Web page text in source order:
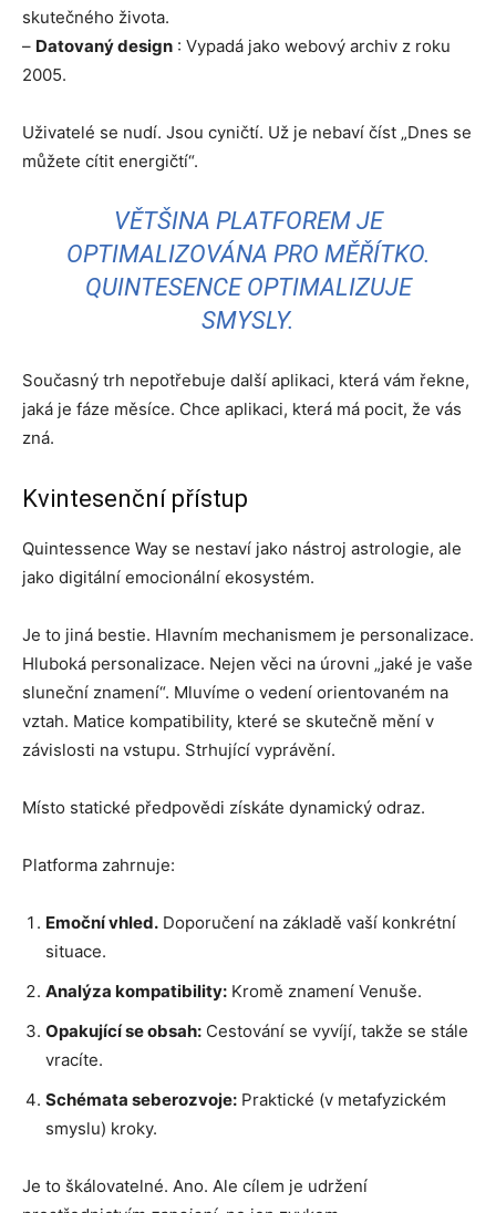
skutečného života.
– Datovaný design : Vypadá jako webový archiv z roku
2005.
Uživatelé se nudí. Jsou cyničtí. Už je nebaví číst „Dnes se
můžete cítit energičtí“.
VĚTŠINA PLATFOREM JE
OPTIMALIZOVÁNA PRO MĚŘÍTKO.
QUINTESENCE OPTIMALIZUJE
SMYSLY.
Současný trh nepotřebuje další aplikaci, která vám řekne,
jaká je fáze měsíce. Chce aplikaci, která má pocit, že vás
zná.
Kvintesenční přístup
Quintessence Way se nestaví jako nástroj astrologie, ale
jako digitální emocionální ekosystém.
Je to jiná bestie. Hlavním mechanismem je personalizace.
Hluboká personalizace. Nejen věci na úrovni „jaké je vaše
sluneční znamení“. Mluvíme o vedení orientovaném na
vztah. Matice kompatibility, které se skutečně mění v
závislosti na vstupu. Strhující vyprávění.
Místo statické předpovědi získáte dynamický odraz.
Platforma zahrnuje:
Emoční vhled. Doporučení na základě vaší konkrétní
situace.
Analýza kompatibility: Kromě znamení Venuše.
Opakující se obsah: Cestování se vyvíjí, takže se stále
vracíte.
Schémata seberozvoje: Praktické (v metafyzickém
smyslu) kroky.
Je to škálovatelné. Ano. Ale cílem je udržení